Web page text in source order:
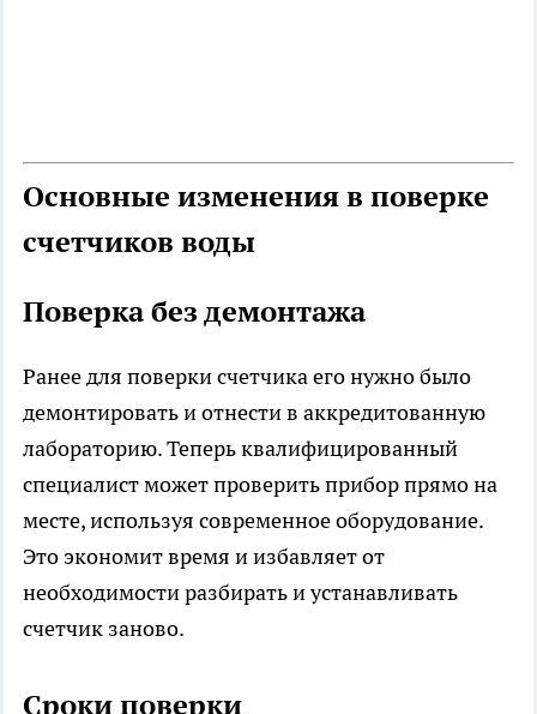
Основные изменения в поверке
счетчиков воды
Поверка без демонтажа
Ранее для поверки счетчика его нужно было
демонтировать и отнести в аккредитованную
лабораторию. Теперь квалифицированный
специалист может проверить прибор прямо на
месте, используя современное оборудование.
Это экономит время и избавляет от
необходимости разбирать и устанавливать
счетчик заново.
Сроки поверки